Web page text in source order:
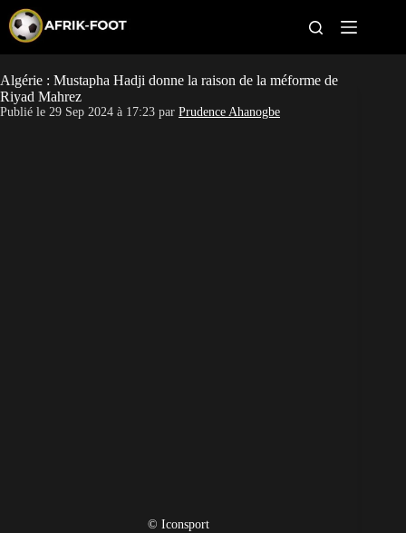
p
o
c
o
CAN féminine
Algérie : Mustapha Hadji donne la raison de la méforme de
Riyad Mahrez
Publié le 29 Sep 2024 à 17:23 par Prudence Ahanogbe
© Iconsport